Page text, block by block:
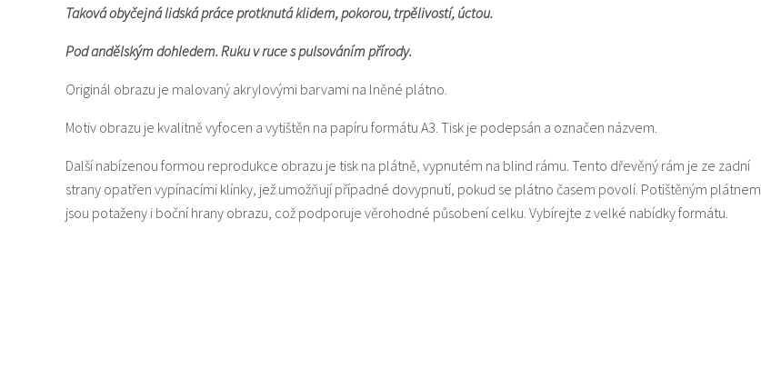
Taková obyčejná lidská práce protknutá klidem, pokorou, trpělivostí, úctou.
Pod andělským dohledem. Ruku v ruce s pulsováním přírody.
Originál obrazu je malovaný akrylovými barvami na lněné plátno.
Motiv obrazu je kvalitně vyfocen a vytištěn na papíru formátu A3. Tisk je podepsán a označen názvem.
Další nabízenou formou reprodukce obrazu je tisk na plátně, vypnutém na blind rámu. Tento dřevěný rám je ze zadní
strany opatřen vypínacími klínky, jež umožňují případné dovypnutí, pokud se plátno časem povolí. Potištěným plátnem
jsou potaženy i boční hrany obrazu, což podporuje věrohodné působení celku. Vybírejte z velké nabídky formátu.